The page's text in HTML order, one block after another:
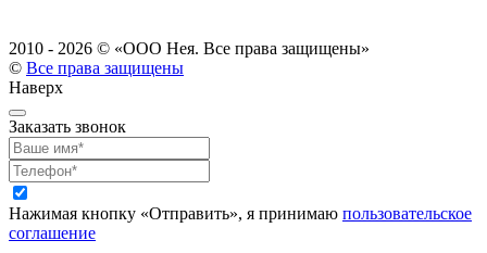
2010 - 2026 © «ООО Нея. Все права защищены»
© Все права защищены
Наверх
Заказать звонок
Нажимая кнопку «Отправить», я принимаю пользовательское
соглашение